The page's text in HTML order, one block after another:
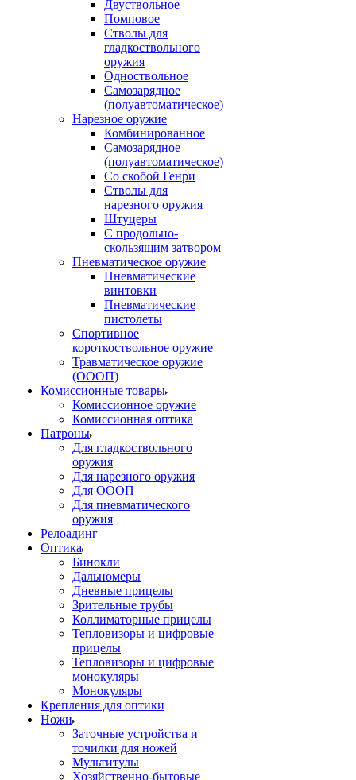
Двуствольное
Помповое
Стволы для
гладкоствольного
оружия
Одноствольное
Самозарядное
(полуавтоматическое)
Нарезное оружие
Комбинированное
Самозарядное
(полуавтоматическое)
Со скобой Генри
Стволы для
нарезного оружия
Штуцеры
С продольно-
скользящим затвором
Пневматическое оружие
Пневматические
винтовки
Пневматические
пистолеты
Спортивное
короткоствольное оружие
Травматическое оружие
(ОООП)
Комиссионные товары
Комиссионное оружие
Комиссионная оптика
Патроны
Для гладкоствольного
оружия
Для нарезного оружия
Для ОООП
Для пневматического
оружия
Релоадинг
Оптика
Бинокли
Дальномеры
Дневные прицелы
Зрительные трубы
Коллиматорные прицелы
Тепловизоры и цифровые
прицелы
Тепловизоры и цифровые
монокуляры
Монокуляры
Крепления для оптики
Ножи
Заточные устройства и
точилки для ножей
Мультитулы
Хозяйственно-бытовые